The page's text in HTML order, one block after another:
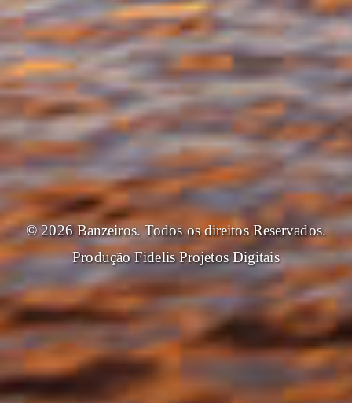
© 2026 Banzeiros. Todos os direitos Reservados.
ProduçãoFidelis Projetos Digitais